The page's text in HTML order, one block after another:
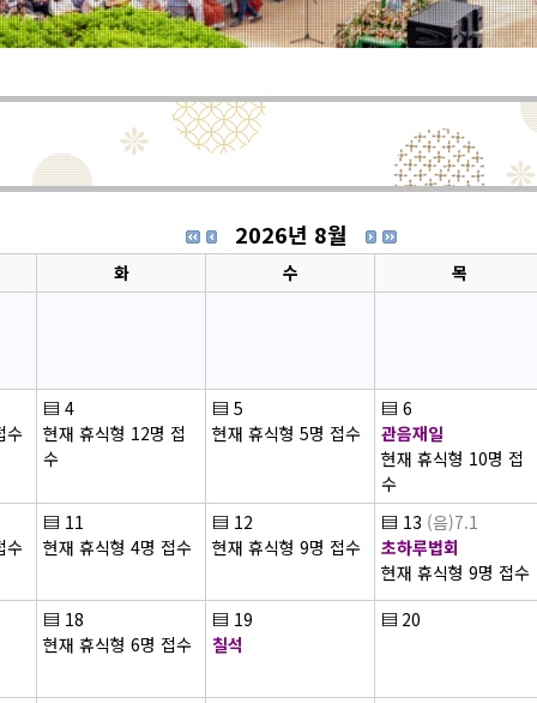
2026년 8월
화 수 목
수
▤ 4
현재 휴식형 12명 접
수
▤ 5
현재 휴식형 5명 접수
▤ 6
관음재일
현재 휴식형 10명 접
수
수
▤ 11
현재 휴식형 4명 접수
▤ 12
현재 휴식형 9명 접수
▤ 13 (음)7.1
초하루법회
현재 휴식형 9명 접수
▤ 18
현재 휴식형 6명 접수
▤ 19
칠석
▤ 20